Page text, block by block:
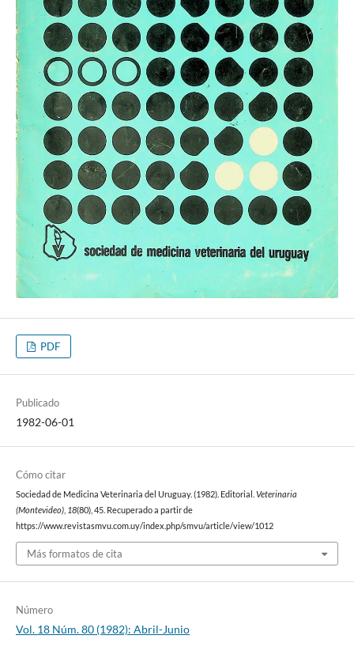
PDF
Publicado
1982-06-01
Cómo citar
Sociedad de Medicina Veterinaria del Uruguay. (1982). Editorial. Veterinaria
(Montevideo), 18(80), 45. Recuperado a partir de
https://www.revistasmvu.com.uy/index.php/smvu/article/view/1012
Más formatos de cita
Número
Vol. 18 Núm. 80 (1982): Abril-Junio